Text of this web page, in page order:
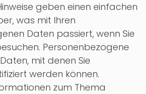
geben einen einfachen
was mit Ihren
Daten passiert, wenn Sie
Personenbezogene
mit denen Sie
werden können.
zum Thema